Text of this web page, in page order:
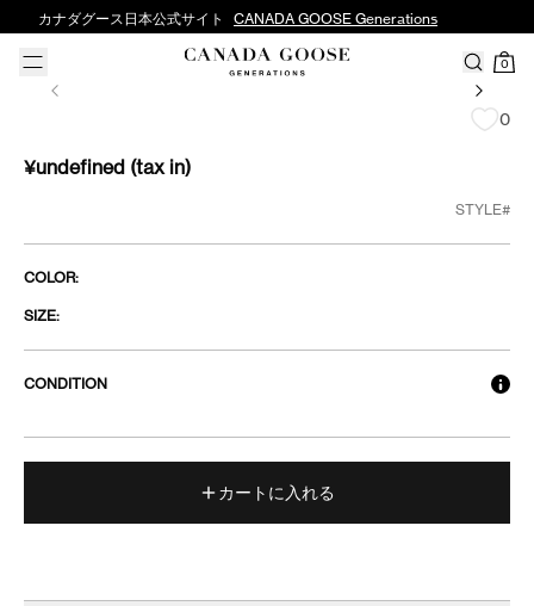
カナダグース日本公式サイト CANADA GOOSE Generations
0
0
¥undefined (tax in)
STYLE#
COLOR:
SIZE:
CONDITION
カートに入れる